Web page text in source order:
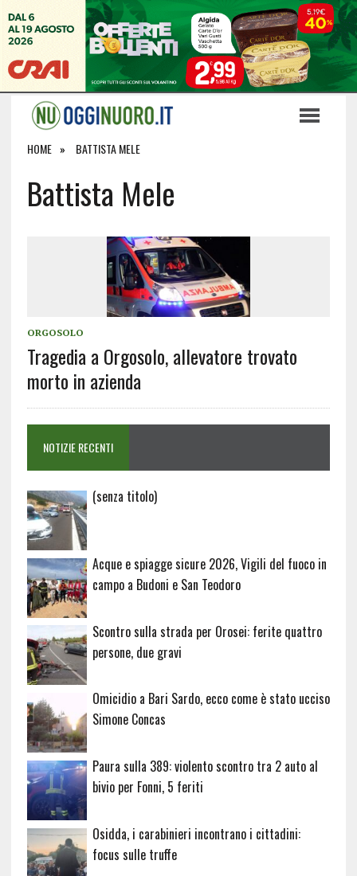
HOME BATTISTA MELE
Battista Mele
ORGOSOLO
Tragedia a Orgosolo, allevatore trovato
morto in azienda
NOTIZIE RECENTI
(senza titolo)Articolo
Acque e spiagge sicure 2026, Vigili del fuoco in
campo a Budoni e San Teodoro
Scontro sulla strada per Orosei: ferite quattro
persone, due gravi
Omicidio a Bari Sardo, ecco come è stato ucciso
Simone Concas
Paura sulla 389: violento scontro tra 2 auto al
bivio per Fonni, 5 feriti
Osidda, i carabinieri incontrano i cittadini:
focus sulle truffe